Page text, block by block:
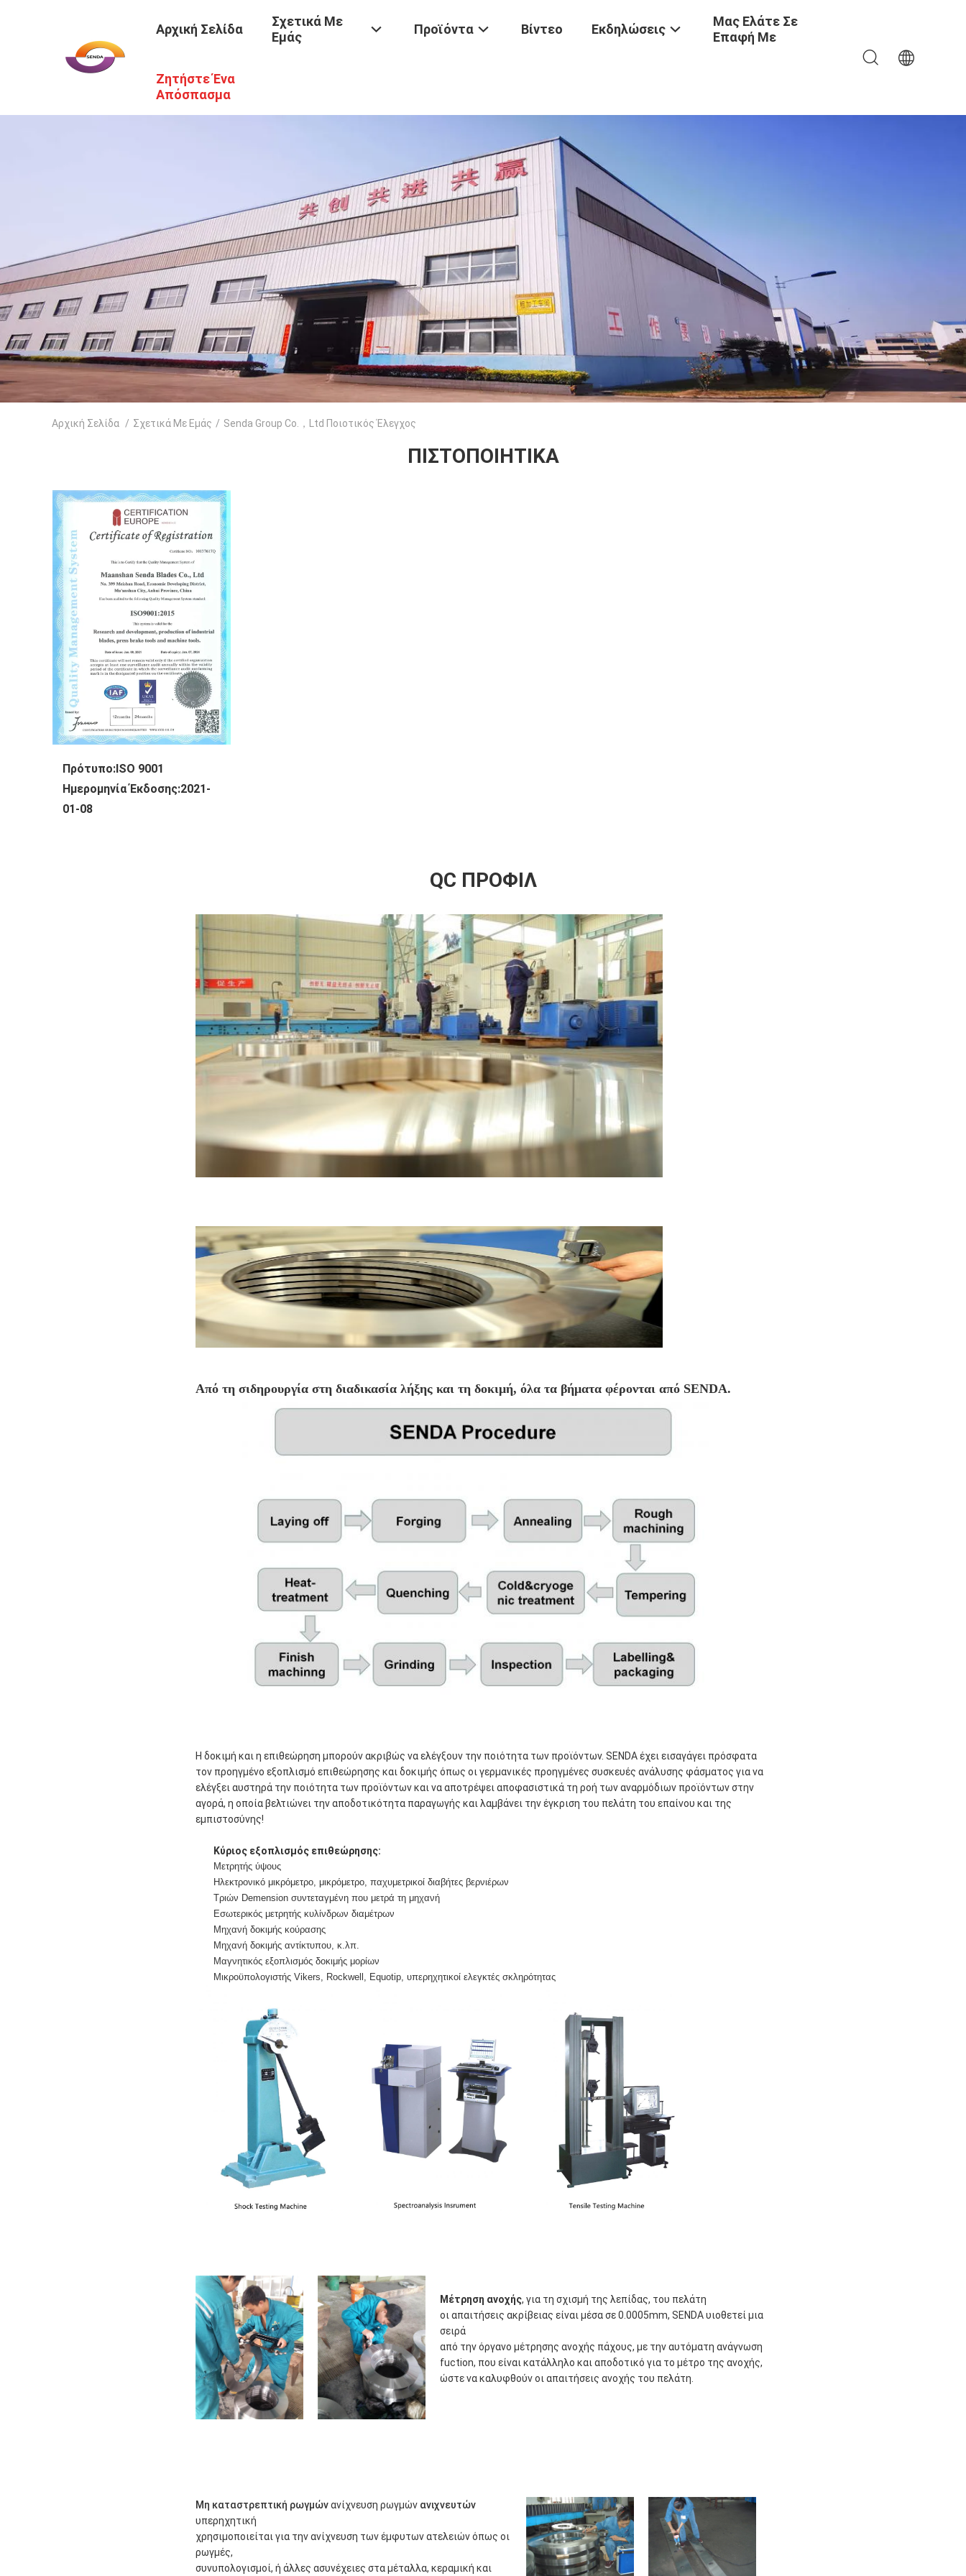
Αρχική Σελίδα
Σχετικά Με
Εμάς
Προϊόντα Βίντεο Εκδηλώσεις
Μας Ελάτε Σε
Επαφή Με
Ζητήστε Ένα
Απόσπασμα
Αρχική Σελίδα / Σχετικά Με Εμάς / Senda Group Co.，Ltd Ποιοτικός Έλεγχος
ΠΙΣΤΟΠΟΙΗΤΙΚΆ
Πρότυπο:ISO 9001
Ημερομηνία Έκδοσης:2021-
01-08
QC ΠΡΟΦΊΛ
Από τη σιδηρουργία στη διαδικασία λήξης και τη δοκιμή, όλα τα βήματα φέρονται από SENDA.
Η δοκιμή και η επιθεώρηση μπορούν ακριβώς να ελέγξουν την ποιότητα των προϊόντων. SENDA έχει εισαγάγει πρόσφατα
τον προηγμένο εξοπλισμό επιθεώρησης και δοκιμής όπως οι γερμανικές προηγμένες συσκευές ανάλυσης φάσματος για να
ελέγξει αυστηρά την ποιότητα των προϊόντων και να αποτρέψει αποφασιστικά τη ροή των αναρμόδιων προϊόντων στην
αγορά, η οποία βελτιώνει την αποδοτικότητα παραγωγής και λαμβάνει την έγκριση του πελάτη του επαίνου και της
εμπιστοσύνης!
Κύριος εξοπλισμός επιθεώρησης:
Μετρητής ύψους
Ηλεκτρονικό μικρόμετρο, μικρόμετρο, παχυμετρικοί διαβήτες βερνιέρων
Τριών Demension συντεταγμένη που μετρά τη μηχανή
Εσωτερικός μετρητής κυλίνδρων διαμέτρων
Μηχανή δοκιμής κούρασης
Μηχανή δοκιμής αντίκτυπου, κ.λπ.
Μαγνητικός εξοπλισμός δοκιμής μορίων
Μικροϋπολογιστής Vikers, Rockwell, Equotip, υπερηχητικοί ελεγκτές σκληρότητας
Μέτρηση ανοχής, για τη σχισμή της λεπίδας, του πελάτη
οι απαιτήσεις ακρίβειας είναι μέσα σε 0.0005mm, SENDA υιοθετεί μια
σειρά
από την όργανο μέτρησης ανοχής πάχους, με την αυτόματη ανάγνωση
fuction, που είναι κατάλληλο και αποδοτικό για το μέτρο της ανοχής,
ώστε να καλυφθούν οι απαιτήσεις ανοχής του πελάτη.
Μη καταστρεπτική ρωγμώνανίχνευση ρωγμών ανιχνευτών
υπερηχητική
χρησιμοποιείται για την ανίχνευση των έμφυτων ατελειών όπως οι
ρωγμές,
συνυπολογισμοί, ή άλλες ασυνέχειες στα μέταλλα, κεραμική και